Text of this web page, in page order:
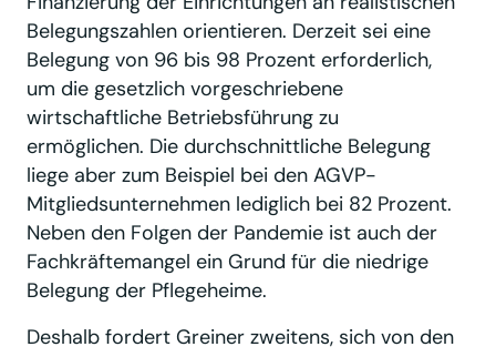
Belegungszahlen orientieren. Derzeit sei eine
Belegung von 96 bis 98 Prozent erforderlich,
um die gesetzlich vorgeschriebene
wirtschaftliche Betriebsführung zu
ermöglichen. Die durchschnittliche Belegung
liege aber zum Beispiel bei den AGVP-
Mitgliedsunternehmen lediglich bei 82 Prozent.
Neben den Folgen der Pandemie ist auch der
Fachkräftemangel ein Grund für die niedrige
Belegung der Pflegeheime.
Deshalb fordert Greiner zweitens, sich von den